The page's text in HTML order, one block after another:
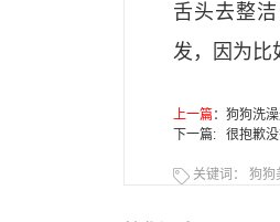
舌头去整
发，因为比
上一篇 ： 狗狗洗澡
下一篇: 很抱歉没
关键词： 狗狗